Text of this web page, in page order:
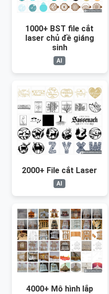
1000+ BST file cắt
laser chủ đề giáng
sinh
AI
2000+ File cắt Laser
AI
4000+ Mô hình lắp